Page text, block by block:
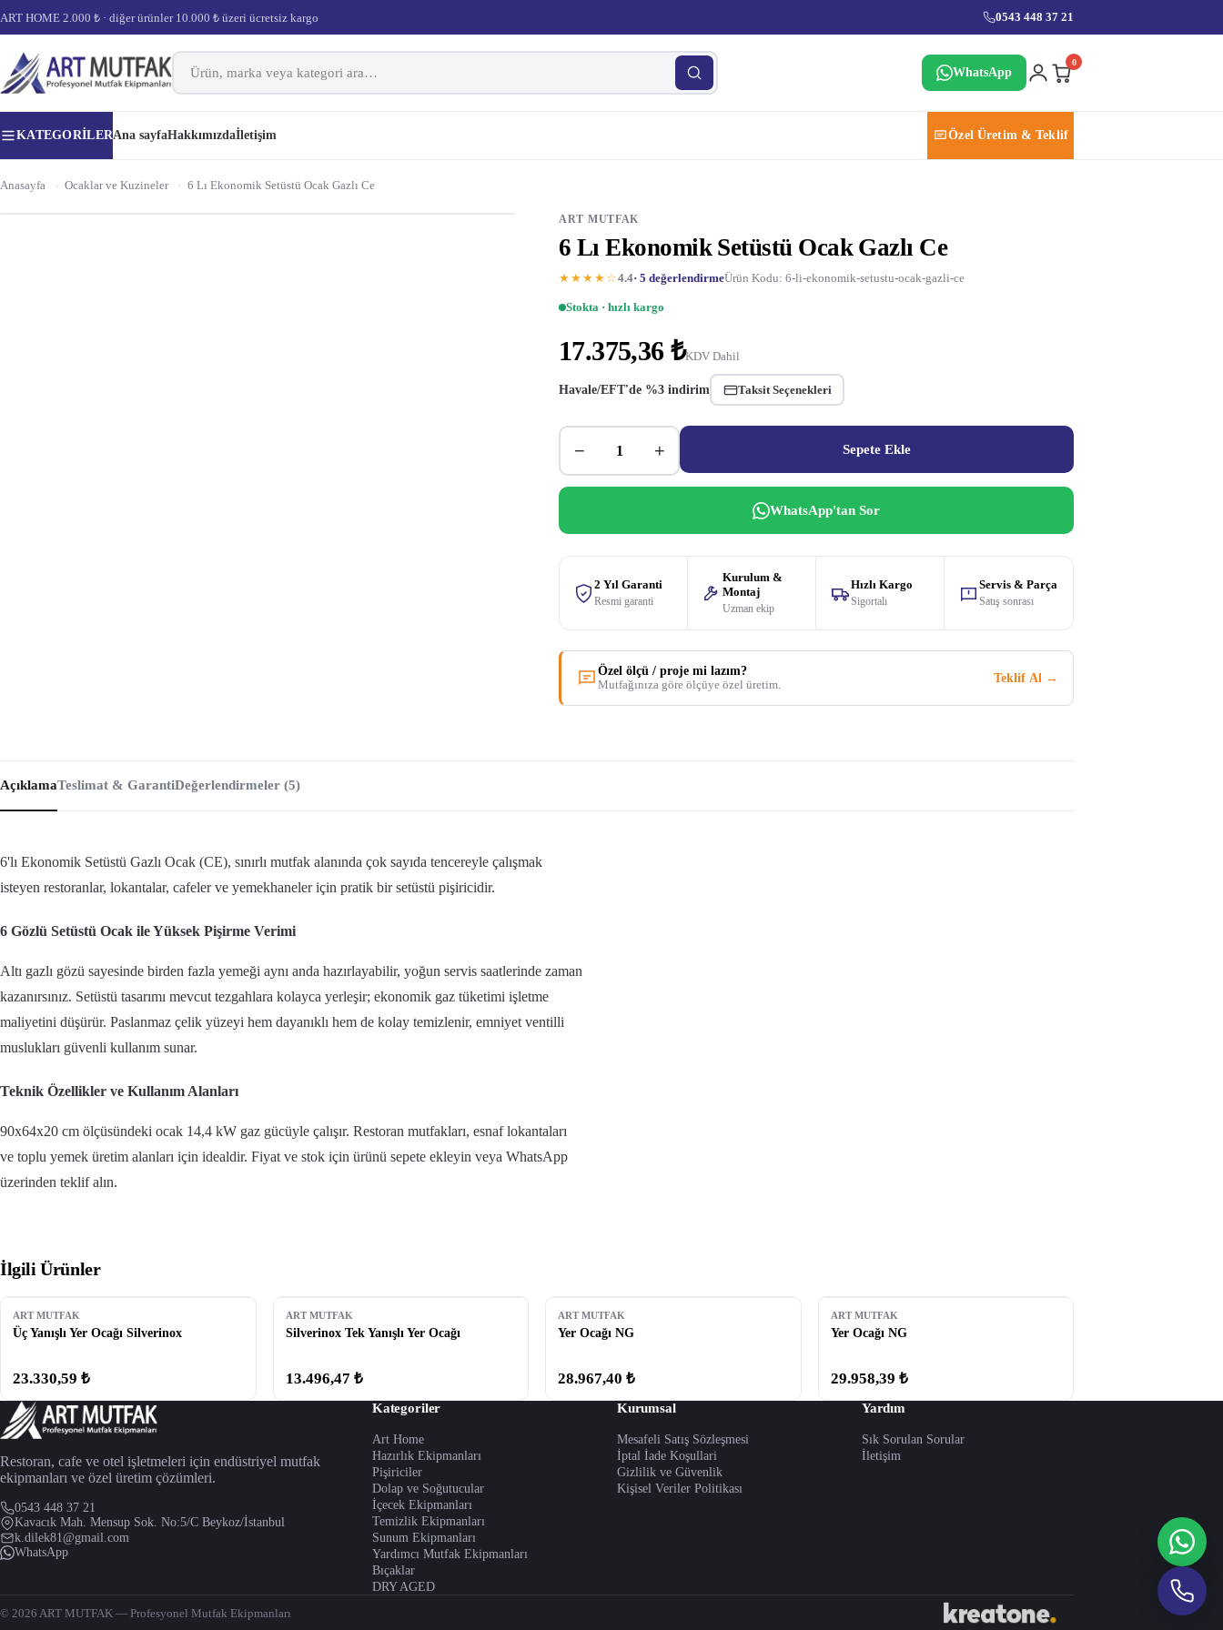
ART HOME 2.000 ₺ · diğer ürünler 10.000 ₺ üzeri ücretsiz kargo 0543 448 37 21
WhatsApp
0
KATEGORILERAna sayfaHakkımızdaİletişim Özel Üretim & Teklif
Anasayfa › Ocaklar ve Kuzineler › 6 Lı Ekonomik Setüstü Ocak Gazlı Ce
ART MUTFAK
6 Lı Ekonomik Setüstü Ocak Gazlı Ce
★★★★☆4.4· 5 değerlendirmeÜrün Kodu: 6-li-ekonomik-setustu-ocak-gazli-ce
Stokta · hızlı kargo
17.375,36 ₺KDV Dahil
Havale/EFT'de %3 indirim Taksit Seçenekleri
− + Sepete Ekle
WhatsApp'tan Sor
2 Yıl Garanti
Resmi garanti
Kurulum &
Montaj
Uzman ekip
Hızlı Kargo
Sigortalı
Servis & Parça
Satış sonrası
Özel ölçü / proje mi lazım?
Mutfağınıza göre ölçüye özel üretim.
Teklif Al →
AçıklamaTeslimat & GarantiDeğerlendirmeler (5)
6'lı Ekonomik Setüstü Gazlı Ocak (CE), sınırlı mutfak alanında çok sayıda tencereyle çalışmak
isteyen restoranlar, lokantalar, cafeler ve yemekhaneler için pratik bir setüstü pişiricidir.
6 Gözlü Setüstü Ocak ile Yüksek Pişirme Verimi
Altı gazlı gözü sayesinde birden fazla yemeği aynı anda hazırlayabilir, yoğun servis saatlerinde zaman
kazanırsınız. Setüstü tasarımı mevcut tezgahlara kolayca yerleşir; ekonomik gaz tüketimi işletme
maliyetini düşürür. Paslanmaz çelik yüzeyi hem dayanıklı hem de kolay temizlenir, emniyet ventilli
muslukları güvenli kullanım sunar.
Teknik Özellikler ve Kullanım Alanları
90x64x20 cm ölçüsündeki ocak 14,4 kW gaz gücüyle çalışır. Restoran mutfakları, esnaf lokantaları
ve toplu yemek üretim alanları için idealdir. Fiyat ve stok için ürünü sepete ekleyin veya WhatsApp
üzerinden teklif alın.
İlgili Ürünler
ART MUTFAK
Üç Yanışlı Yer Ocağı Silverinox
23.330,59 ₺
ART MUTFAK
Silverinox Tek Yanışlı Yer Ocağı
13.496,47 ₺
ART MUTFAK
Yer Ocağı NG
28.967,40 ₺
ART MUTFAK
Yer Ocağı NG
29.958,39 ₺
Restoran, cafe ve otel işletmeleri için endüstriyel mutfak
ekipmanları ve özel üretim çözümleri.
0543 448 37 21
Kavacık Mah. Mensup Sok. No:5/C Beykoz/İstanbul
k.dilek81@gmail.com
WhatsApp
Kategoriler
Art Home
Hazırlık Ekipmanları
Pişiriciler
Dolap ve Soğutucular
İçecek Ekipmanları
Temizlik Ekipmanları
Sunum Ekipmanları
Yardımcı Mutfak Ekipmanları
Bıçaklar
DRY AGED
Kurumsal
Mesafeli Satış Sözleşmesi
İptal İade Koşullari
Gizlilik ve Güvenlik
Kişisel Veriler Politikası
Yardım
Sık Sorulan Sorular
İletişim
© 2026 ART MUTFAK — Profesyonel Mutfak Ekipmanları